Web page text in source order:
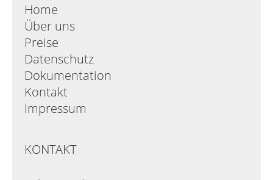
Home
Über uns
Preise
Datenschutz
Dokumentation
Kontakt
Impressum
KONTAKT